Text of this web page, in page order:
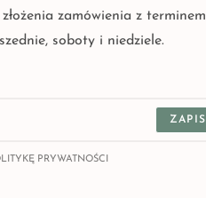
zamówienia z terminem
soboty i niedziele.
PRYWATNOŚCI